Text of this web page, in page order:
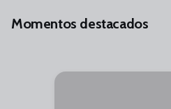
Momentos destacados